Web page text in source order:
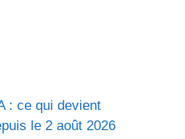
: ce qui devient
le 2 août 2026